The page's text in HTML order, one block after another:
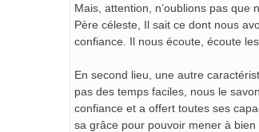
Mais, attention, n’oublions pas que
Père céleste, Il sait ce dont nous
confiance. Il nous écoute, écoute
En second lieu, une autre
pas des temps faciles, nous le
confiance et a offert toutes ses
sa grâce pour pouvoir mener à